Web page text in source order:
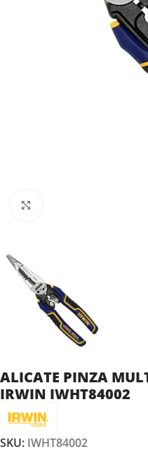
ALICATE PINZA
IRWIN IWHT84002
SKU: IWHT84002